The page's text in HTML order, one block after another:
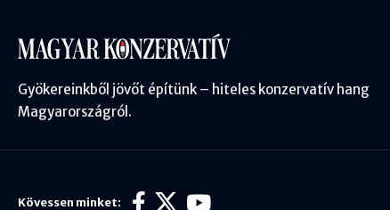
Gyökereinkből jövőt építünk – hiteles konzervatív hang
Magyarországról.
Kövessen minket: